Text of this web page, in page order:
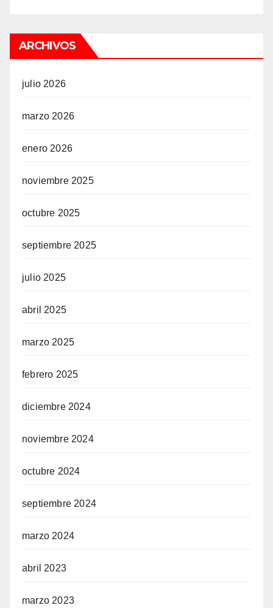
ARCHIVOS
julio 2026
marzo 2026
enero 2026
noviembre 2025
octubre 2025
septiembre 2025
julio 2025
abril 2025
marzo 2025
febrero 2025
diciembre 2024
noviembre 2024
octubre 2024
septiembre 2024
marzo 2024
abril 2023
marzo 2023